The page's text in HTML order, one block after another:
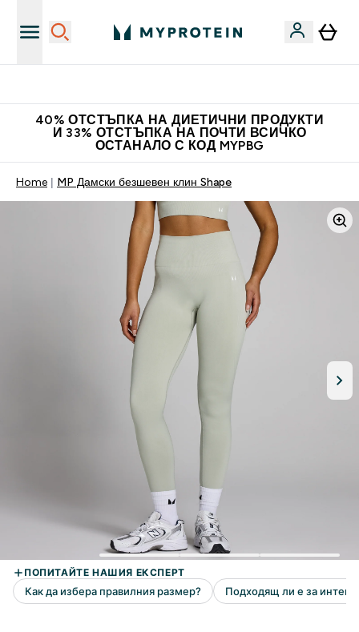
40% ОТСТЪПКА НА ДИЕТИЧНИ ПРОДУКТИ
И 33% ОТСТЪПКА НА ПОЧТИ ВСИЧКО
ОСТАНАЛО С КОД MYPBG
Home MP Дамски безшевен клин Shape